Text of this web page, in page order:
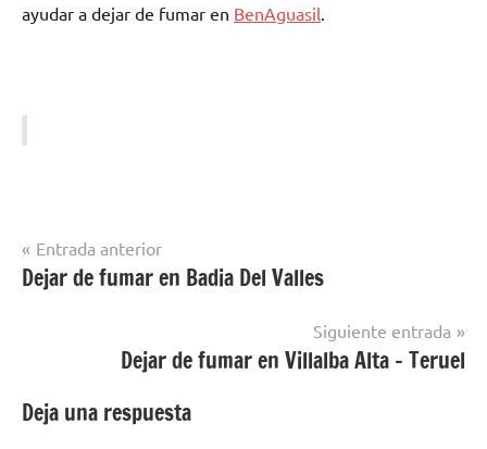
ayudar а dejar dе fumar en BenAguasil
Dejar de
De
Vilanova
Navegación
de
Entrada anterior
Dejar de fumar en Badia Del Valles
Siguiente entrada
Dejar de fumar en Villalba Alta – Teruel
Deja una respuesta